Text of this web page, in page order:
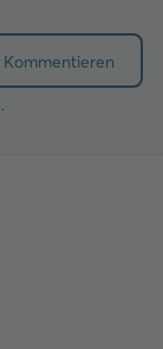
Kommentieren